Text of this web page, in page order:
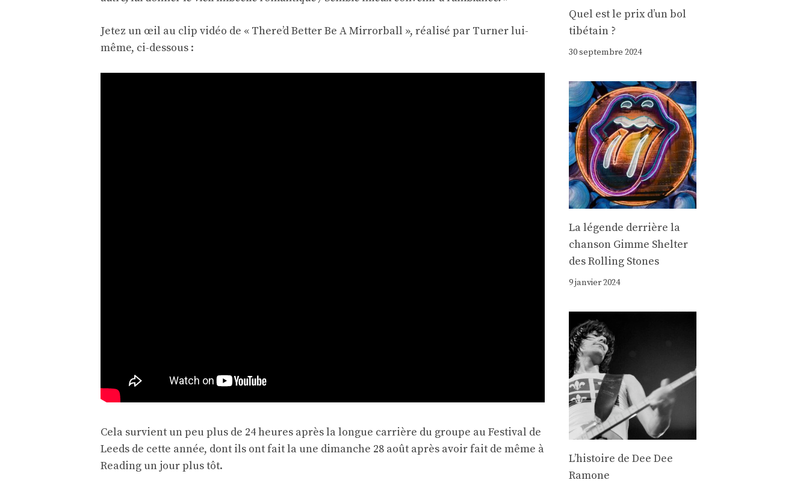
Jetez un œil au clip vidéo de « There’d Better Be A Mirrorball », réalisé par Turner lui-
même, ci-dessous :
Cela survient un peu plus de 24 heures après la longue carrière du groupe au Festival de
Leeds de cette année, dont ils ont fait la une dimanche 28 août après avoir fait de même à
Reading un jour plus tôt.
Quel est le prix d’un bol
tibétain ?
30 septembre 2024
La légende derrière la
chanson Gimme Shelter
des Rolling Stones
9 janvier 2024
Lʼhistoire de Dee Dee
Ramone